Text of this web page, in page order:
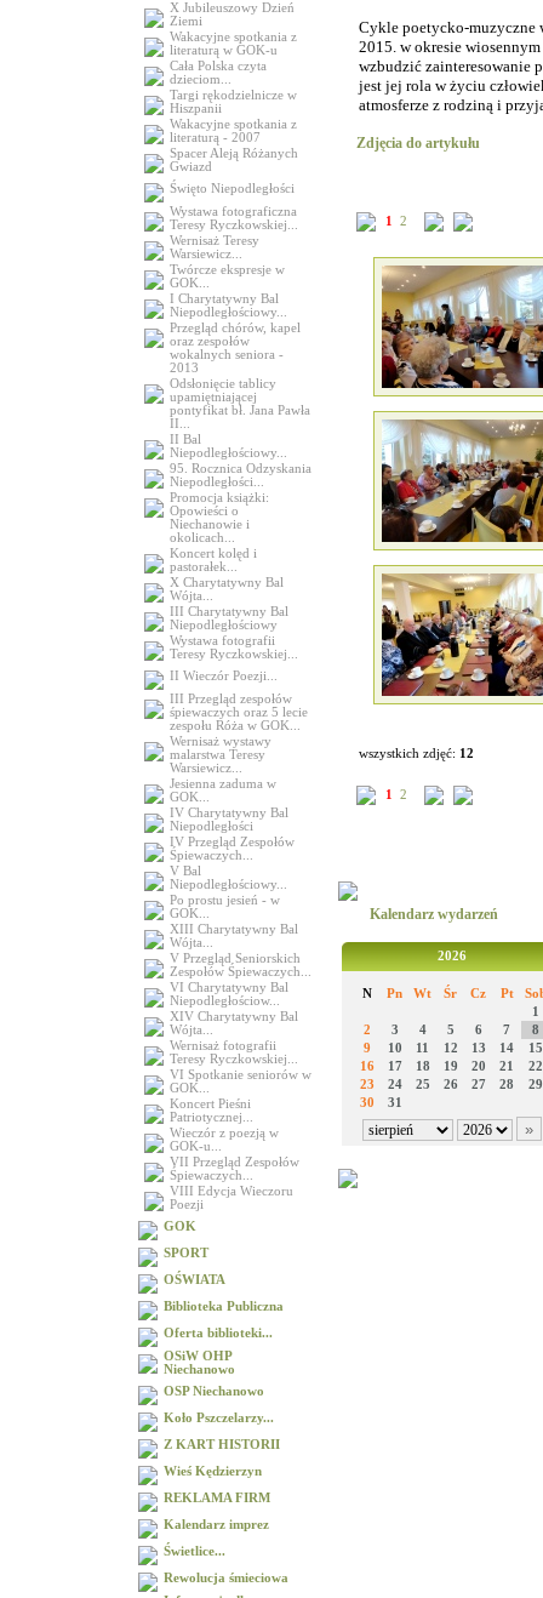
X Jubileuszowy Dzień
Ziemi
Wakacyjne spotkania z
literaturą w GOK-u
Cała Polska czyta
dzieciom...
Targi rękodzielnicze w
Hiszpanii
Wakacyjne spotkania z
literaturą - 2007
Spacer Aleją Różanych
Gwiazd
Święto Niepodległości
Wystawa fotograficzna
Teresy Ryczkowskiej...
Wernisaż Teresy
Warsiewicz...
Twórcze ekspresje w
GOK...
I Charytatywny Bal
Niepodległościowy...
Przegląd chórów, kapel
oraz zespołów
wokalnych seniora -
2013
Odsłonięcie tablicy
upamiętniającej
pontyfikat bł. Jana Pawła
II...
II Bal
Niepodległościowy...
95. Rocznica Odzyskania
Niepodległości...
Promocja książki:
Opowieści o
Niechanowie i
okolicach...
Koncert kolęd i
pastorałek...
X Charytatywny Bal
Wójta...
III Charytatywny Bal
Niepodległościowy
Wystawa fotografii
Teresy Ryczkowskiej...
II Wieczór Poezji...
III Przegląd zespołów
śpiewaczych oraz 5 lecie
zespołu Róża w GOK...
Wernisaż wystawy
malarstwa Teresy
Warsiewicz...
Jesienna zaduma w
GOK...
IV Charytatywny Bal
Niepodległości
IV Przegląd Zespołów
Śpiewaczych...
V Bal
Niepodległościowy...
Po prostu jesień - w
GOK...
XIII Charytatywny Bal
Wójta...
V Przegląd Seniorskich
Zespołów Śpiewaczych...
VI Charytatywny Bal
Niepodległościow...
XIV Charytatywny Bal
Wójta...
Wernisaż fotografii
Teresy Ryczkowskiej...
VI Spotkanie seniorów w
GOK...
Koncert Pieśni
Patriotycznej...
Wieczór z poezją w
GOK-u...
VII Przegląd Zespołów
Śpiewaczych...
VIII Edycja Wieczoru
Poezji
GOK
SPORT
OŚWIATA
Biblioteka Publiczna
Oferta biblioteki...
OSiW OHP
Niechanowo
OSP Niechanowo
Koło Pszczelarzy...
Z KART HISTORII
Wieś Kędzierzyn
REKLAMA FIRM
Kalendarz imprez
Świetlice...
Rewolucja śmieciowa
Cykle poetycko-muzyczne
2015. w okresie
wzbudzić zainteresowanie
jest jej rola w życiu
atmosferze z rodziną i
Zdjęcia do artykułu
1 2
wszystkich zdjęć: 12
1 2
Kalendarz wydarzeń
2026
N Pn Wt Śr Cz Pt
1
2
3 4 5 6 7
8
9
10 11 12 13 14
15
16
17 18 19 20 21
22
23
24 25 26 27 28
29
30
31